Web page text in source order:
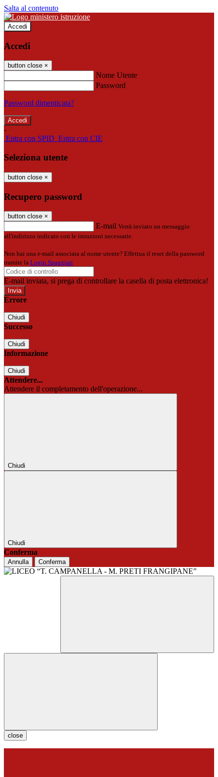
Salta al contenuto
Accedi
Accedi
button close ×
Nome Utente
Password
Password dimenticata?
-
Entra con SPID Entra con CIE
Seleziona utente
button close ×
Recupero password
button close ×
E-mail Verrà inviato un messaggio
all'indirizzo indicato con le istruzioni necessarie.
Non hai una e-mail associata al nome utente? Effettua il reset della password
tramite la Login Spaggiari
E-mail inviata, si prega di controllare la casella di posta elettronica!
Errore
Chiudi
Successo
Chiudi
Informazione
Chiudi
Attendere...
Attendere il completamento dell'operazione...
Chiudi
Chiudi
Conferma
Annulla Conferma
close